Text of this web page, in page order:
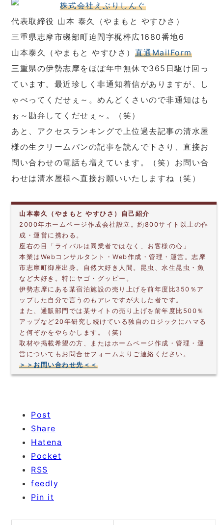
株式会社えぶりしんぐ
代表取締役 山本 泰久（やまもと やすひさ）
三重県志摩市磯部町迫間字梶棒広1680番地6
山本泰久（やまもと やすひさ） 直通MailForm
三重県の伊勢志摩をほぼ年中無休で365日駆け回っ
ています。最近珍しく非通知着信がありますが、し
ゃべってくだせぇ～。めんどくさいので非通知はも
ぉ～勘弁してくだせぇ～。（笑）
あと、アクセスランキングで上位過去記事の清水屋
様の生クリームパンの記事を読んで下さり、直接お
問い合わせの電話も増えています。（笑）お問い合
わせは清水屋様へ直接お願いいたしますね（笑）
山本泰久（やまもと やすひさ）自己紹介
2000年ホームページ作成会社設立。約800サイト以上の作
成・運営に携わる。
座右の目「ライバルは同業者ではなく、お客様の心」
本業はWebコンサルタント・Web作成・管理・運営。志摩
市志摩町御座出身。自然大好き人間。昆虫、水生昆虫・魚
など大好き。特にヤゴ・グッピー。
伊勢志摩にある某宿泊施設の売り上げを前年度比350％ア
ップした自分で言うのもアレですが大した者です。
また、通販部門では某サイトの売り上げを前年度比500％
アップなど20年研究し続けている独自のロジックにハマる
と何ぞかをやらかします。（笑）
取材や掲載希望の方、またはホームページ作成・管理・運
営についてもお問合せフォームよりご連絡ください。
＞＞お問い合わせ先＜＜
Post
Share
Hatena
Pocket
RSS
feedly
Pin it